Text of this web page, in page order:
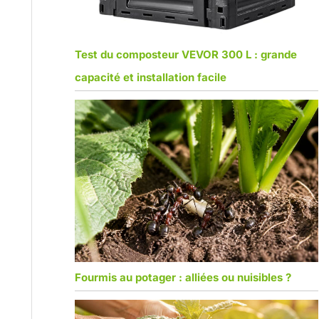
Test du composteur VEVOR 300 L : grande
capacité et installation facile
Fourmis au potager : alliées ou nuisibles ?